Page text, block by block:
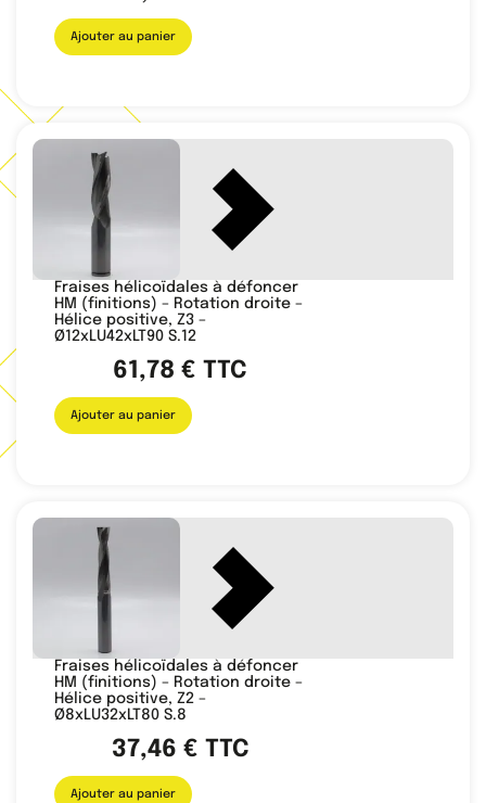
Ajouter au panier
Fraises hélicoïdales à défoncer
HM (finitions) – Rotation droite –
Hélice positive, Z3 –
Ø12xLU42xLT90 S.12
61,78€ TTC
Ajouter au panier
Fraises hélicoïdales à défoncer
HM (finitions) – Rotation droite –
Hélice positive, Z2 –
Ø8xLU32xLT80 S.8
37,46 € TTC
Ajouter au panier